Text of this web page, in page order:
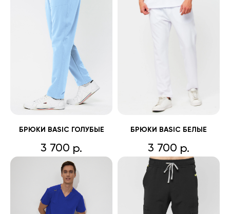
БРЮКИ BASIC ГОЛУБЫЕ
3 700 р.
БРЮКИ BASIC БЕЛЫЕ
3 700 р.